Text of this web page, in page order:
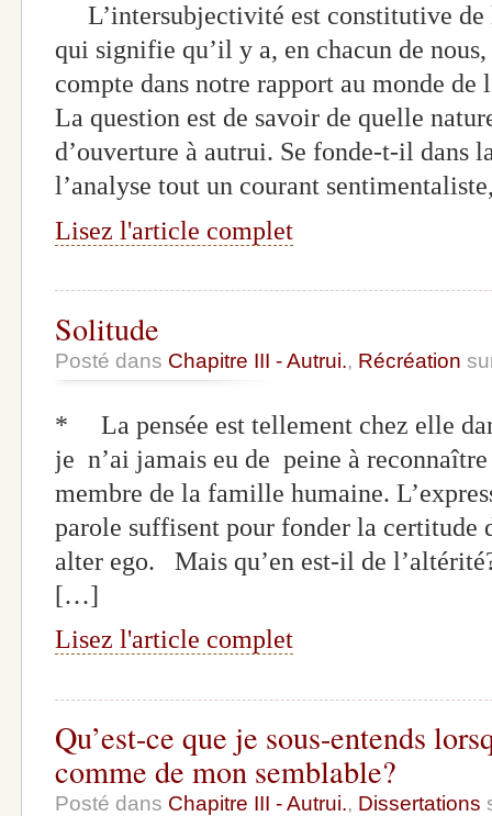
L’intersubjectivité est constitutive de
qui signifie qu’il y a, en chacun de
compte dans notre rapport au monde de
La question est de savoir de quelle
d’ouverture à autrui. Se fonde-t-il dans
l’analyse tout un courant
Lisez l'article complet
Solitude
Posté dans Chapitre III - Autrui., Récréation
* La pensée est tellement chez elle
je n’ai jamais eu de peine à
membre de la famille humaine.
parole suffisent pour fonder la certitude
alter ego. Mais qu’en est-il de
[…]
Lisez l'article complet
Qu’est-ce que je sous-entends
comme de mon semblable?
Posté dans Chapitre III - Autrui., Dissertations